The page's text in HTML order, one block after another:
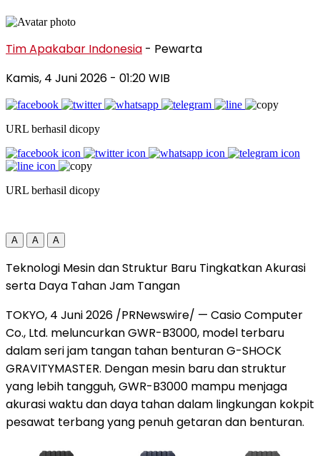
Tim Apakabar Indonesia - Pewarta
Kamis, 4 Juni 2026 - 01:20 WIB
URL berhasil dicopy
URL berhasil dicopy
A A A
Teknologi Mesin dan Struktur Baru Tingkatkan Akurasi
serta Daya Tahan Jam Tangan
TOKYO, 4 Juni 2026 /PRNewswire/ — Casio Computer
Co., Ltd. meluncurkan GWR-B3000, model terbaru
dalam seri jam tangan tahan benturan G-SHOCK
GRAVITYMASTER. Dengan mesin baru dan struktur
yang lebih tangguh, GWR-B3000 mampu menjaga
akurasi waktu dan daya tahan dalam lingkungan kokpit
pesawat terbang yang penuh getaran dan benturan.